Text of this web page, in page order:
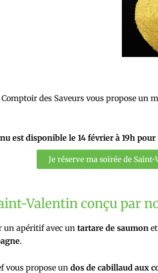
des Saveurs vous propose un
est disponible le 14 février à 19h
Je réserve ma soirée de
Valentin conçu par
un apéritif avec un tartare de saumon
.
vous propose un dos de cabillaud aux